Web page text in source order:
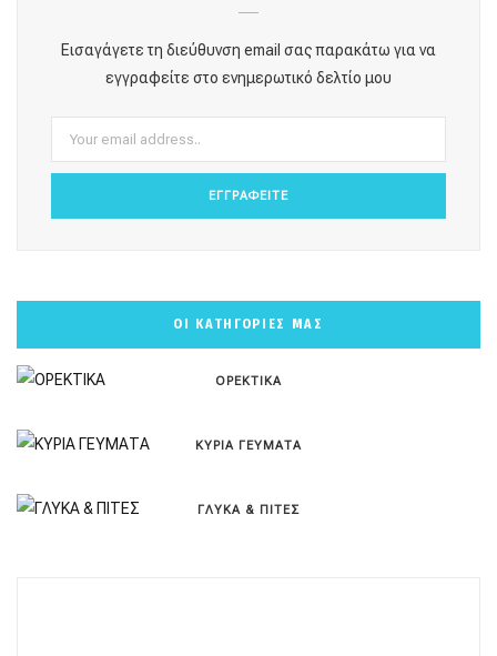
o r e e
Εισαγάγετε τη διεύθυνση email σας παρακάτω για να
εγγραφείτε στο ενημερωτικό δελτίο μου
ΟΙ ΚΑΤΗΓΟΡΙΕΣ ΜΑΣ
ΟΡΕΚΤΙΚΑ
ΚΥΡΙΑ ΓΕΥΜΑΤΑ
ΓΛΥΚΑ & ΠΙΤΕΣ